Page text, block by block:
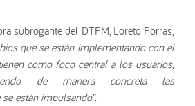
subrogante del DTPM, Loreto Porras,
que se están implementando con el
como foco central a los usuarios,
de manera concreta las
están impulsando”.